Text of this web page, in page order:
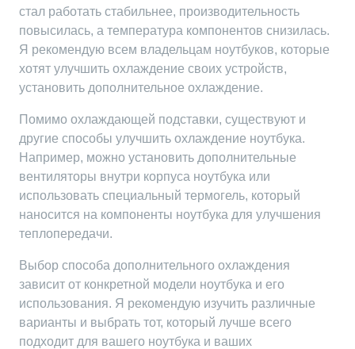
стал работать стабильнее, производительность
повысилась, а температура компонентов снизилась.
Я рекомендую всем владельцам ноутбуков, которые
хотят улучшить охлаждение своих устройств,
установить дополнительное охлаждение.
Помимо охлаждающей подставки, существуют и
другие способы улучшить охлаждение ноутбука.
Например, можно установить дополнительные
вентиляторы внутри корпуса ноутбука или
использовать специальный термогель, который
наносится на компоненты ноутбука для улучшения
теплопередачи.
Выбор способа дополнительного охлаждения
зависит от конкретной модели ноутбука и его
использования. Я рекомендую изучить различные
варианты и выбрать тот, который лучше всего
подходит для вашего ноутбука и ваших